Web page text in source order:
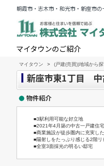
朝霞市・志木市・和光市・新座市の
マイタウンのご紹介
マイタウン > (戸建(売買))地域から
新座市東1丁目
物件紹介
■3駅利用可能な好立地
■2021年4月築の中古一戸建住宅
■商業施設が徒歩圏内に充実し
■陽射しをたっぷり感じる2階リ
■全室3面採光の明るい邸宅